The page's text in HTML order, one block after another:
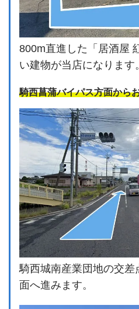
800m直進した「居酒屋
い建物が当店になります。
騎西菖蒲バイパス方面から
騎西城南産業団地の交
面へ進みます。